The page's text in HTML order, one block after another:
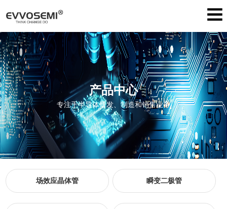
产品中心
专注于半导体研发、制造和销售业务
场效应晶体管 瞬变二极管